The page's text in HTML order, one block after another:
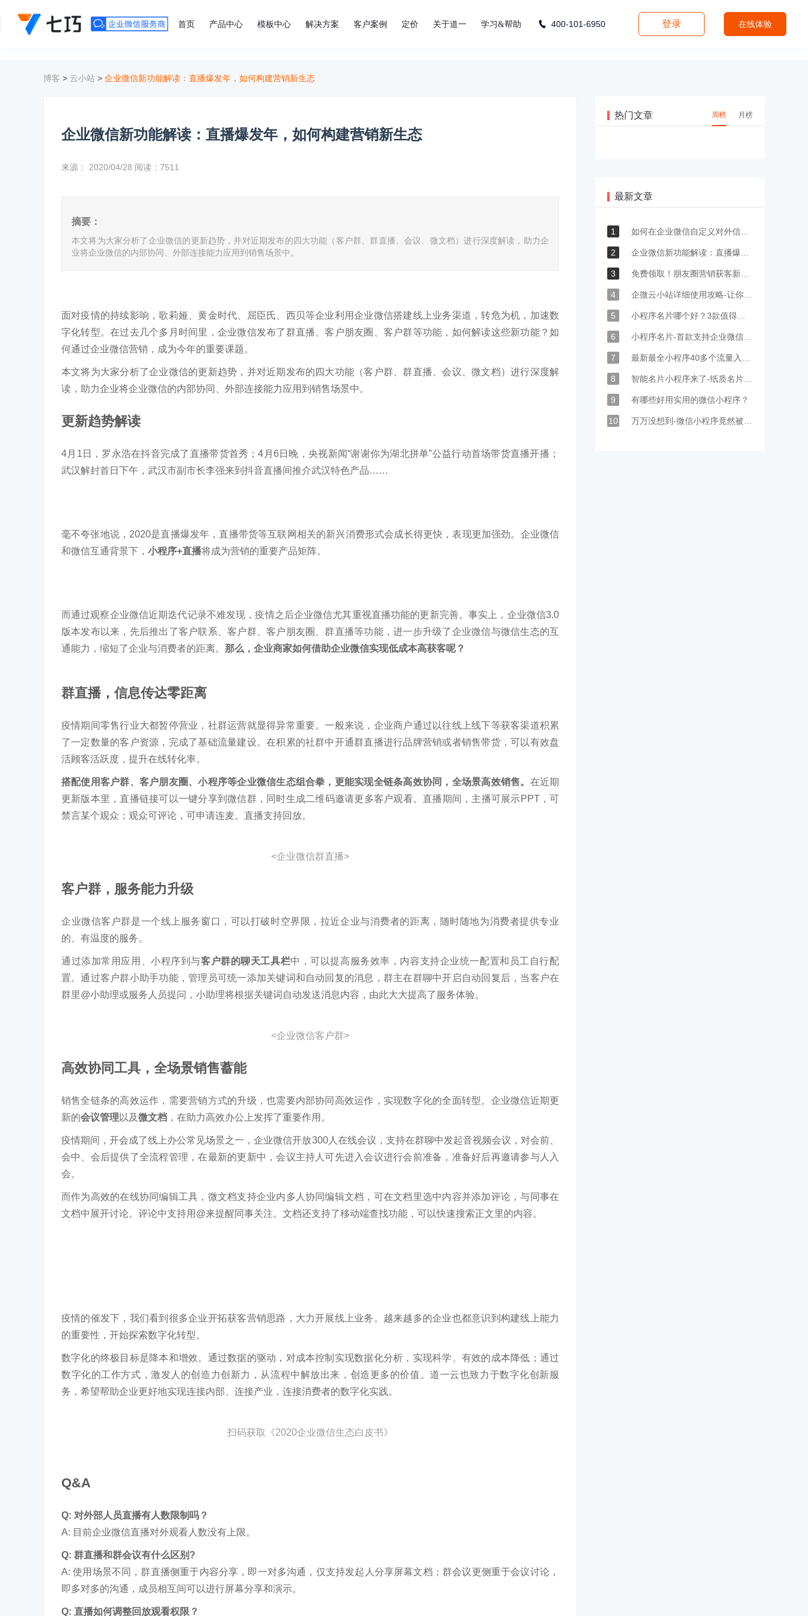
首页 产品中心 模板中心 解决方案 客户案例 定价 关于道一 学习&帮助 400-101-6950 登录 在线体验
博客 > 云小站 > 企业微信新功能解读：直播爆发年，如何构建营销新生态
企业微信新功能解读：直播爆发年，如何构建营销新生态
来源： 2020/04/28 阅读：7511
摘要：
本文将为大家分析了企业微信的更新趋势，并对近期发布的四大功能（客户群、群直播、会议、微文档）进行深度解读，助力企
业将企业微信的内部协同、外部连接能力应用到销售场景中。
面对疫情的持续影响，歌莉娅、黄金时代、屈臣氏、西贝等企业利用企业微信搭建线上业务渠道，转危为机，加速数
字化转型。在过去几个多月时间里，企业微信发布了群直播、客户朋友圈、客户群等功能，如何解读这些新功能？如
何通过企业微信营销，成为今年的重要课题。
本文将为大家分析了企业微信的更新趋势，并对近期发布的四大功能（客户群、群直播、会议、微文档）进行深度解
读，助力企业将企业微信的内部协同、外部连接能力应用到销售场景中。
更新趋势解读
4月1日，罗永浩在抖音完成了直播带货首秀；4月6日晚，央视新闻“谢谢你为湖北拼单”公益行动首场带货直播开播；
武汉解封首日下午，武汉市副市长李强来到抖音直播间推介武汉特色产品……
毫不夸张地说，2020是直播爆发年，直播带货等互联网相关的新兴消费形式会成长得更快，表现更加强劲。企业微信
和微信互通背景下， 小程序+直播将成为营销的重要产品矩阵。
而通过观察企业微信近期迭代记录不难发现，疫情之后企业微信尤其重视直播功能的更新完善。事实上，企业微信3.0
版本发布以来，先后推出了客户联系、客户群、客户朋友圈、群直播等功能，进一步升级了企业微信与微信生态的互
通能力，缩短了企业与消费者的距离。 那么，企业商家如何借助企业微信实现低成本高获客呢？
群直播，信息传达零距离
疫情期间零售行业大都暂停营业，社群运营就显得异常重要。一般来说，企业商户通过以往线上线下等获客渠道积累
了一定数量的客户资源，完成了基础流量建设。在积累的社群中开通群直播进行品牌营销或者销售带货，可以有效盘
活顾客活跃度，提升在线转化率。
搭配使用客户群、客户朋友圈、小程序等企业微信生态组合拳，更能实现全链条高效协同，全场景高效销售。 在近期
更新版本里，直播链接可以一键分享到微信群，同时生成二维码邀请更多客户观看。直播期间，主播可展示PPT，可
禁言某个观众；观众可评论，可申请连麦。直播支持回放。
<企业微信群直播>
客户群，服务能力升级
企业微信客户群是一个线上服务窗口，可以打破时空界限，拉近企业与消费者的距离，随时随地为消费者提供专业
的、有温度的服务。
通过添加常用应用、小程序到与客户群的聊天工具栏中，可以提高服务效率，内容支持企业统一配置和员工自行配
置。通过客户群小助手功能，管理员可统一添加关键词和自动回复的消息，群主在群聊中开启自动回复后，当客户在
群里@小助理或服务人员提问，小助理将根据关键词自动发送消息内容，由此大大提高了服务体验。
<企业微信客户群>
高效协同工具，全场景销售蓄能
销售全链条的高效运作，需要营销方式的升级，也需要内部协同高效运作，实现数字化的全面转型。企业微信近期更
新的会议管理 以及微文档 ，在助力高效办公上发挥了重要作用。
疫情期间，开会成了线上办公常见场景之一，企业微信开放300人在线会议，支持在群聊中发起音视频会议，对会前、
会中、会后提供了全流程管理，在最新的更新中，会议主持人可先进入会议进行会前准备，准备好后再邀请参与人入
会。
而作为高效的在线协同编辑工具，微文档支持企业内多人协同编辑文档，可在文档里选中内容并添加评论，与同事在
文档中展开讨论。评论中支持用@来提醒同事关注。文档还支持了移动端查找功能，可以快速搜索正文里的内容。
疫情的催发下，我们看到很多企业开拓获客营销思路，大力开展线上业务。越来越多的企业也都意识到构建线上能力
的重要性，开始探索数字化转型。
数字化的终极目标是降本和增效。通过数据的驱动，对成本控制实现数据化分析，实现科学、有效的成本降低；通过
数字化的工作方式，激发人的创造力创新力，从流程中解放出来，创造更多的价值。道一云也致力于数字化创新服
务，希望帮助企业更好地实现连接内部、连接产业，连接消费者的数字化实践。
扫码获取《2020企业微信生态白皮书》
Q&A
Q: 对外部人员直播有人数限制吗？
A: 目前企业微信直播对外观看人数没有上限。
Q: 群直播和群会议有什么区别?
A: 使用场景不同，群直播侧重于内容分享，即一对多沟通，仅支持发起人分享屏幕文档；群会议更侧重于会议讨论，
即多对多的沟通，成员相互间可以进行屏幕分享和演示。
Q: 直播如何调整回放观看权限？
热门文章 周榜 月榜
最新文章
1 如何在企业微信自定义对外信息？如何展示自己的产品信息？
2 企业微信新功能解读：直播爆发年，如何构建营销新生态
3 免费领取！朋友圈营销获客新工具全新上线
4 企微云小站详细使用攻略-让你的小站人气爆棚！
5 小程序名片哪个好？3款值得推荐的微信小程序名片！
6 小程序名片-首款支持企业微信与微信互通的社交拓客神器！
7 最新最全小程序40多个流量入口全解析
8 智能名片小程序来了-纸质名片还有存在的必要吗？
9 有哪些好用实用的微信小程序？
10 万万没想到-微信小程序竟然被我们玩了2年多！